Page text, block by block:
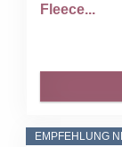
Fleece...
EMPFEHLUNG